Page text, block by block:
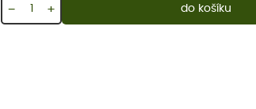
+
− do košíku